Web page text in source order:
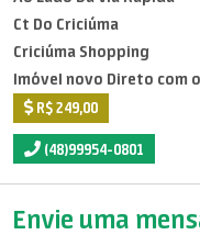
Ct Do Criciúma
Criciúma Shopping
Imóvel novo Direto com
R$ 249,00
(48)99954-0801
Envie uma